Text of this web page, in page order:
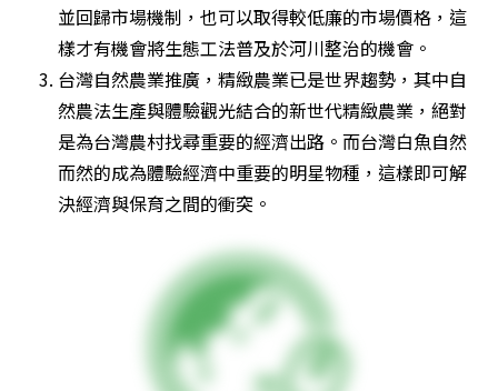
並回歸市場機制，也可以取得較低廉的市場價格，這
樣才有機會將生態工法普及於河川整治的機會。
台灣自然農業推廣，精緻農業已是世界趨勢，其中自
然農法生產與體驗觀光結合的新世代精緻農業，絕對
是為台灣農村找尋重要的經濟出路。而台灣白魚自然
而然的成為體驗經濟中重要的明星物種，這樣即可解
決經濟與保育之間的衝突。